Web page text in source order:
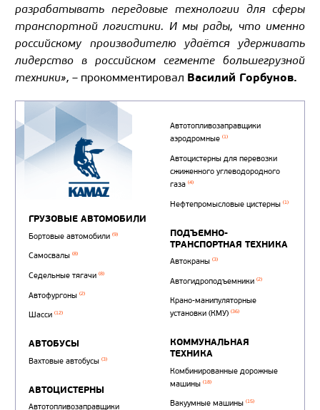
разрабатывать передовые технологии для сферы
транспортной логистики. И мы рады, что именно
российскому производителю удаётся удерживать
лидерство в российском сегменте большегрузной
техники», – прокомментировал Василий Горбунов.